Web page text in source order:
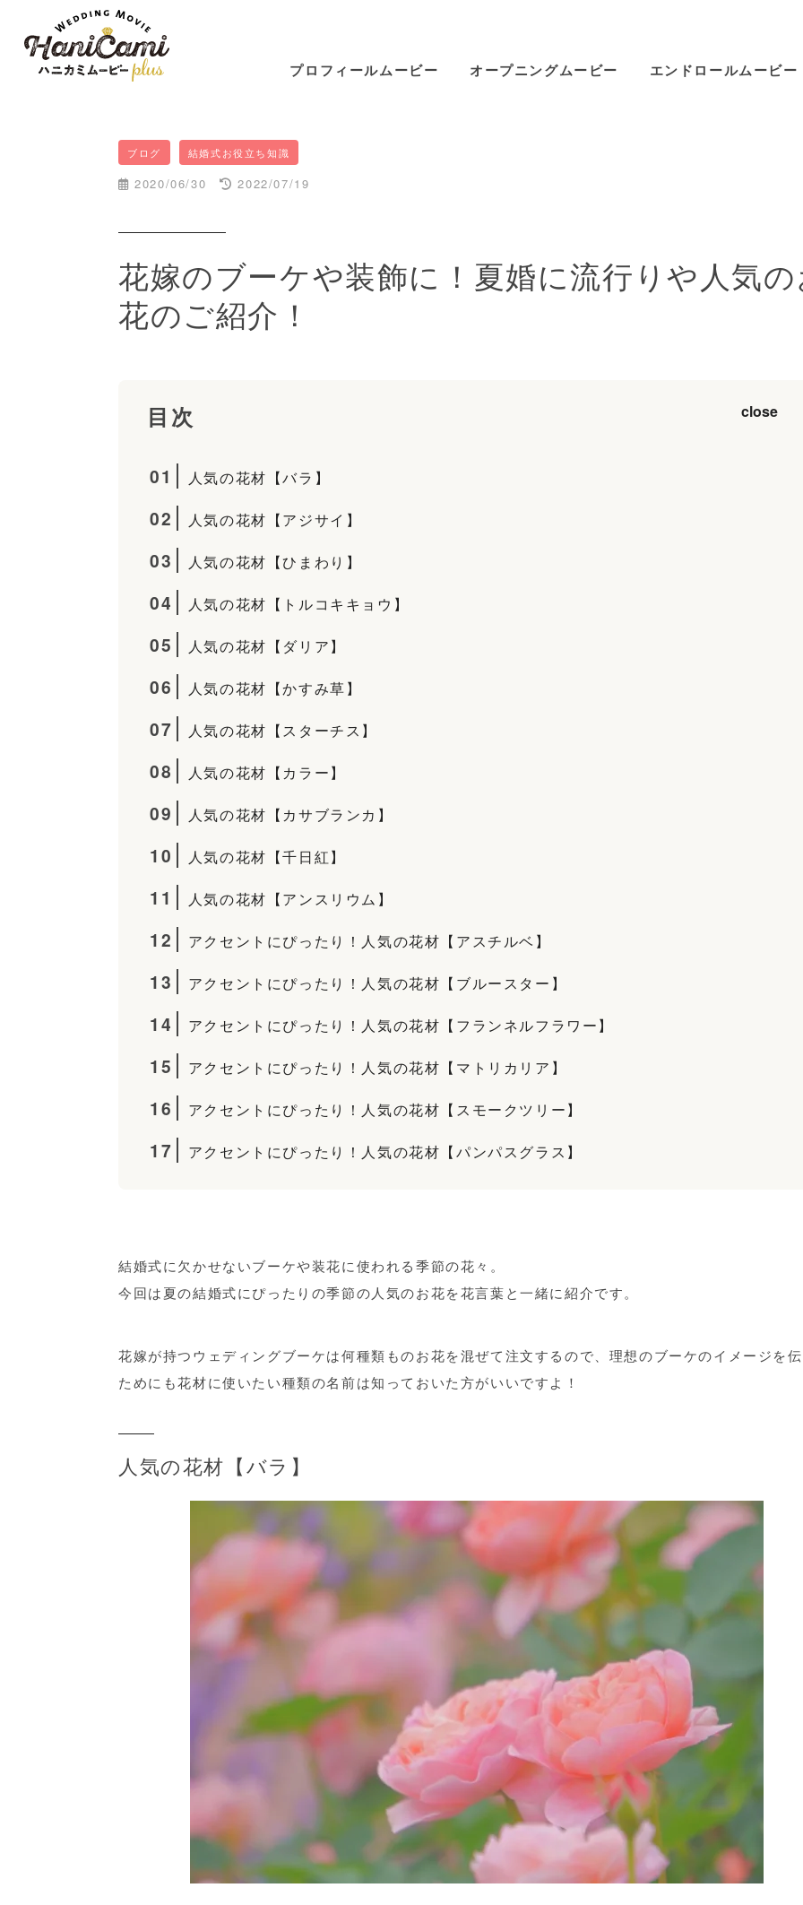
プロフィールムービー オープニングムービー エンドロールムービー
ブログ 結婚式お役立ち知識
2020/06/30 2022/07/19
花嫁のブーケや装飾に！夏婚に流行りや人気
花のご紹介！
目次 close
01 人気の花材【バラ】
02 人気の花材【アジサイ】
03 人気の花材【ひまわり】
04 人気の花材【トルコキキョウ】
05 人気の花材【ダリア】
06 人気の花材【かすみ草】
07 人気の花材【スターチス】
08 人気の花材【カラー】
09 人気の花材【カサブランカ】
10 人気の花材【千日紅】
11 人気の花材【アンスリウム】
12 アクセントにぴったり！人気の花材【アスチルベ】
13 アクセントにぴったり！人気の花材【ブルースター】
14 アクセントにぴったり！人気の花材【フランネルフラワー】
15 アクセントにぴったり！人気の花材【マトリカリア】
16 アクセントにぴったり！人気の花材【スモークツリー】
17 アクセントにぴったり！人気の花材【パンパスグラス】
結婚式に欠かせないブーケや装花に使われる季節の花々。
今回は夏の結婚式にぴったりの季節の人気のお花を花言葉と一緒に紹介です。
花嫁が持つウェディングブーケは何種類ものお花を混ぜて注文するので、理想のブーケのイメージを
ためにも花材に使いたい種類の名前は知っておいた方がいいですよ！
人気の花材【バラ】